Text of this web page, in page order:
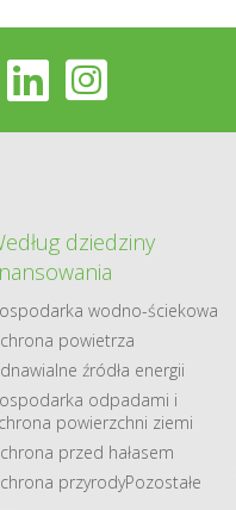
dziedziny
wodno​-ściekowa
powietrza
źródła​ energii
odpadami i
powierzchni ziemi
przed hałasem
przyrodyPozostałe